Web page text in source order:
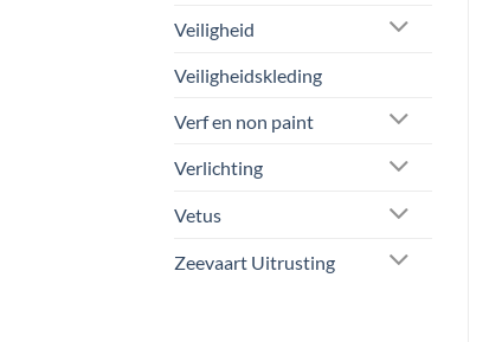
Veiligheid
Veiligheidskleding
Verf en non paint
Verlichting
Vetus
Zeevaart Uitrusting